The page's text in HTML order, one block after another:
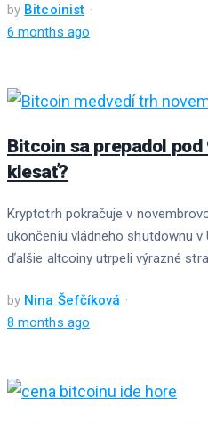
by Bitcoinist
6 months ago
Bitcoin sa prepadol
klesať?
Kryptotrh pokračuje v
ukončeniu vládneho shutdownu v
ďalšie altcoiny utrpeli výrazné
by Nina Šefčíková
8 months ago